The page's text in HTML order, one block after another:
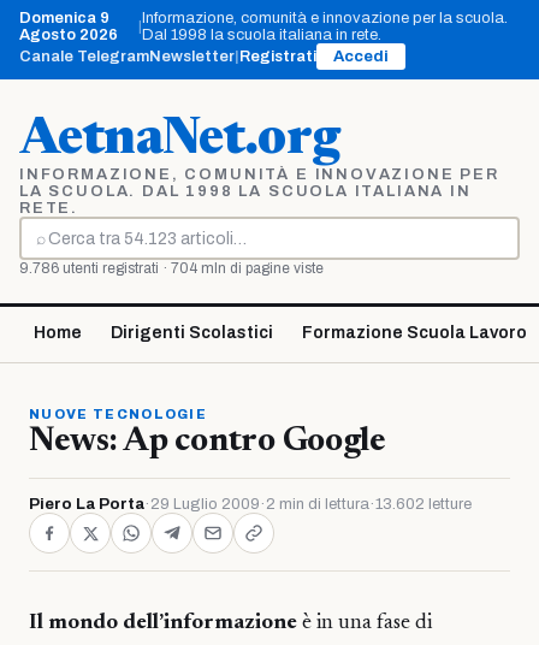
Vai
contenuto
Domenica 9
Agosto 2026
|Informazione, comunità e innovazione per la scuola.
Dal 1998 la scuola italiana in rete.
Canale TelegramNewsletter Registrati Accedi
AetnaNet.org
INFORMAZIONE, COMUNITÀ E INNOVAZIONE PER
LA SCUOLA. DAL 1998 LA SCUOLA ITALIANA IN
RETE.
⌕
Cerca
9.786 utenti registrati · 704 mln di pagine viste
Home Dirigenti Scolastici Formazione Scuola Lavoro
NUOVE TECNOLOGIE
News: Ap contro Google
Piero La Porta· 29 Luglio 2009 · 2 min di lettura·13.602 letture
Il mondo dell’informazione è in una fase di